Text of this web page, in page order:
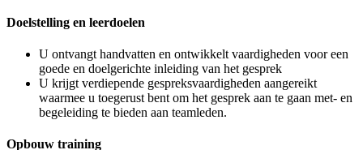
Doelstelling en leerdoelen
U ontvangt handvatten en ontwikkelt vaardigheden voor een
goede en doelgerichte inleiding van het gesprek
U krijgt verdiepende gespreksvaardigheden aangereikt
waarmee u toegerust bent om het gesprek aan te gaan met- en
begeleiding te bieden aan teamleden.
Opbouw training